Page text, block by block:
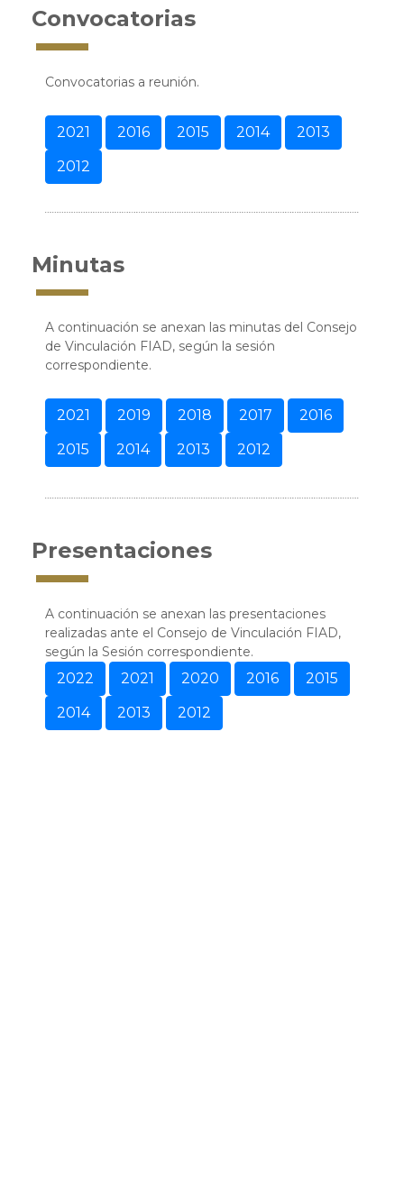
Convocatorias
Convocatorias a reunión.
2021 2016 2015 2014
2013
2012
Minutas
A continuación se anexan las minutas del Consejo
de Vinculación FIAD, según la sesión
correspondiente.
2021 2019 2018 2017
2016
2015
2014 2013 2012
Presentaciones
A continuación se anexan las presentaciones
realizadas ante el Consejo de Vinculación FIAD,
según la Sesión correspondiente.
2022 2021 2020 2016
2015
2014
2013 2012